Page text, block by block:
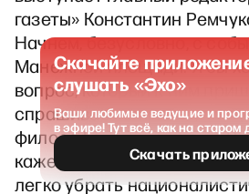
газеты» Константин
Начнем, безусловно, с
Манежной площади. Я бы
вопрос, который к ним
спрашивает алфизик,
философскому камню из
кажется, что из бунта на
легко убрать
Скачайте
слушать «Эхо»
Ваши любимые ведущие и
в эфире! Тут всё, как на
Скачать